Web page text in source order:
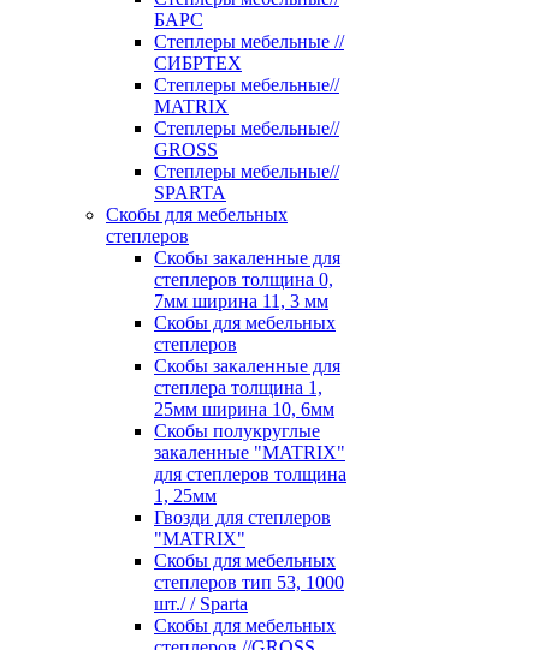
БАРС
Степлеры мебельные //
СИБРТЕХ
Степлеры мебельные//
MATRIX
Степлеры мебельные//
GROSS
Степлеры мебельные//
SPARTA
Скобы для мебельных
степлеров
Скобы закаленные для
степлеров толщина 0,
7мм ширина 11, 3 мм
Скобы для мебельных
степлеров
Скобы закаленные для
степлера толщина 1,
25мм ширина 10, 6мм
Скобы полукруглые
закаленные "MATRIX"
для степлеров толщина
1, 25мм
Гвозди для степлеров
"MATRIX"
Скобы для мебельных
степлеров тип 53, 1000
шт./ / Sparta
Скобы для мебельных